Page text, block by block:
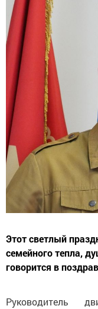
Этот светлый
семейного тепла,
говорится в
Руководитель